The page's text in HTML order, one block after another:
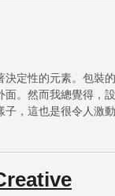
決定性的元素。包裝
面。然而我總覺得，
子，這也是很令人激